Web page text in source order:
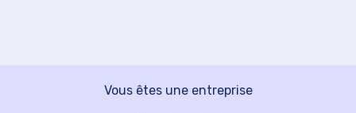
Vous êtes une entreprise